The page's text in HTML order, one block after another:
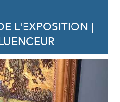
L'EXPOSITION |